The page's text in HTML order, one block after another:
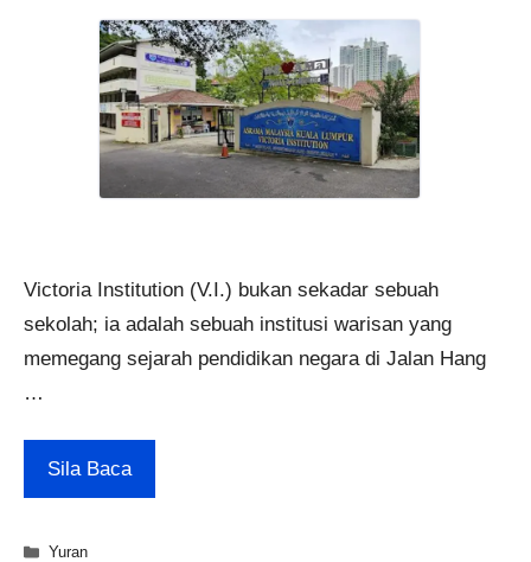
Victoria Institution (V.I.) bukan sekadar sebuah
sekolah; ia adalah sebuah institusi warisan yang
memegang sejarah pendidikan negara di Jalan Hang
…
Sila Baca
Categories
Yuran